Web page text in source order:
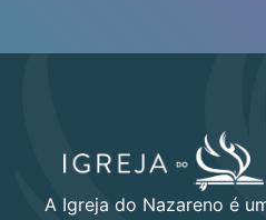
A Igreja do Nazareno é